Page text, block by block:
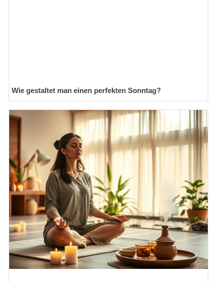
Wie gestaltet man einen perfekten Sonntag?